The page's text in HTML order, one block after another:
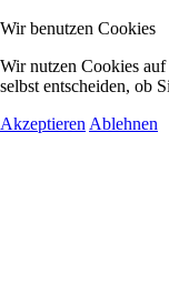
Wir benutzen Cookies
Wir nutzen Cookies
selbst entscheiden, ob
Akzeptieren Ablehnen